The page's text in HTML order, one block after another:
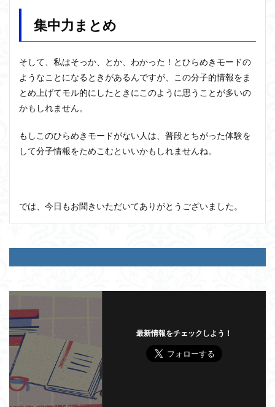
集中力まとめ
そして、私はそっか、とか、わかった！とひらめきモードの
ようなことになるときがあるんですが、この分子的情報をま
とめ上げてモル的にしたときにこのように思うことが多いの
かもしれません。
もしこのひらめきモードがない人は、普段とちがった体験を
して分子情報をためこむといいかもしれませんね。
では、今日もお聞きいただいてありがとうございました。
最新情報をチェックしよう！